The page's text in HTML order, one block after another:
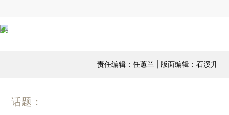
责任编辑：任蕙兰 | 版面编辑：石溪升
话题：